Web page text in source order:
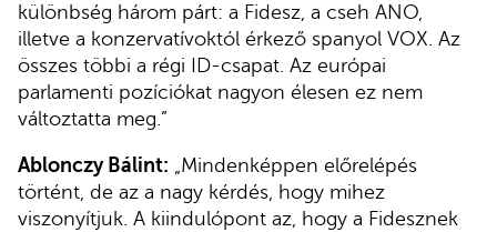
különbség három párt: a Fidesz, a cseh ANO,
illetve a konzervatívoktól érkező spanyol VOX. Az
összes többi a régi ID-csapat. Az európai
parlamenti pozíciókat nagyon élesen ez nem
változtatta meg.”
Ablonczy Bálint: „Mindenképpen előrelépés
történt, de az a nagy kérdés, hogy mihez
viszonyítjuk. A kiindulópont az, hogy a Fidesznek